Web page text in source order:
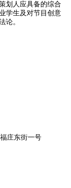
划人应具备的综合
学生及对节目创意
论。
庄东街一号